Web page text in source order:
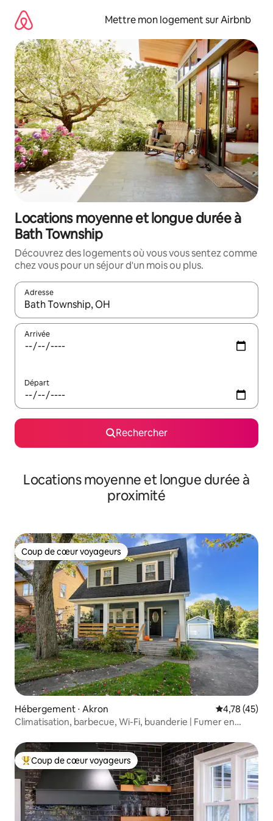
directement
contenu
Mettre mon logement sur Airbnb
Locations moyenne et longue durée à
Bath Township
Découvrez des logements où vous vous sentez comme
chez vous pour un séjour d'un mois ou plus.
Adresse
Lorsque les résultats s'affichent, utilisez les flèches vers le
Arrivée
Départ
Rechercher
Locations moyenne et longue durée à
proximité
Coup de cœur voyageurs
Coup de cœur voyageurs
Hébergement ⋅ Akron Évaluation
4,78 (45)
Climatisation, barbecue, Wi-Fi, buanderie | Fumer en
Coups de cœur voyageurs les plus appréciés
Coup de cœur voyageurs